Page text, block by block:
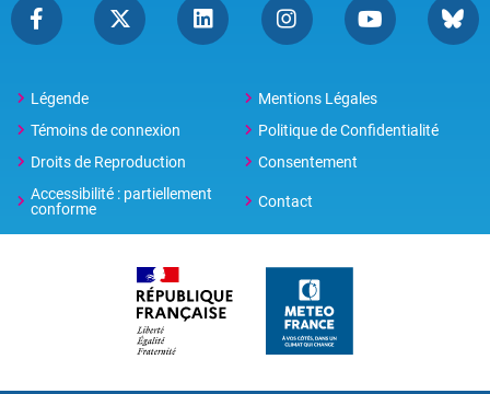
Légende
Mentions Légales
Témoins de connexion
Politique de Confidentialité
Droits de Reproduction
Consentement
Accessibilité : partiellement
conforme
Contact